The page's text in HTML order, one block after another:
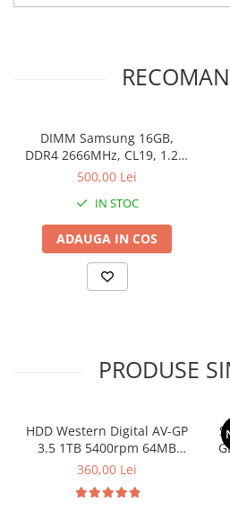
Carcase server
Periferice
Periferice PC
Hard Disk-uri & SSD-uri externe
Tastaturi
Mouse
Statii GRAFICE Refurbished
Tonere
Accesorii Printing
Cartuse cerneala
DIMM Samsung 16GB,
DDR4 2666MHz, CL19, 1.2V,
Non-ECC, bulk
500,00 Lei
IN STOC
ADAUGA IN COS
PRODUSE
HDD Western Digital AV-GP
3.5 1TB 5400rpm 64MB
SATA3 (WD10EURX)
360,00 Lei